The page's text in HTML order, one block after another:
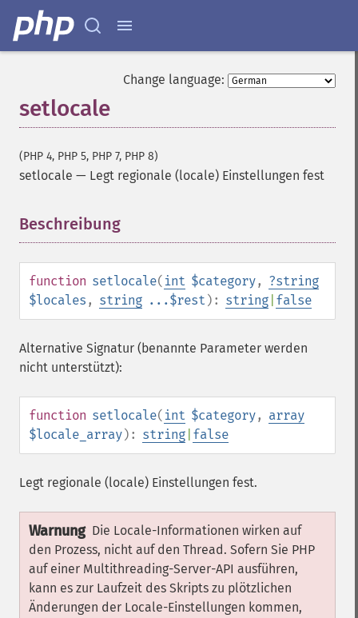
Change language:
setlocale
(PHP 4, PHP 5, PHP 7, PHP 8)
setlocale — Legt regionale (locale) Einstellungen fest
Beschreibung
function setlocale( int $category, ?string
$locales , string ...$rest ): string false
Alternative Signatur (benannte Parameter werden
nicht unterstützt):
function setlocale( int $category, array
$locale_array): string false
Legt regionale (locale) Einstellungen fest.
Warnung Die Locale-Informationen wirken auf
den Prozess, nicht auf den Thread. Sofern Sie PHP
auf einer Multithreading-Server-API ausführen,
kann es zur Laufzeit des Skripts zu plötzlichen
Änderungen der Locale-Einstellungen kommen,